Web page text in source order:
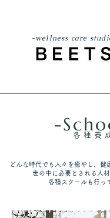
-wellness care
- 各種養
どんな時代でも 人々を癒やし、健
世の中に必要とされる人
各種スクールも行っ